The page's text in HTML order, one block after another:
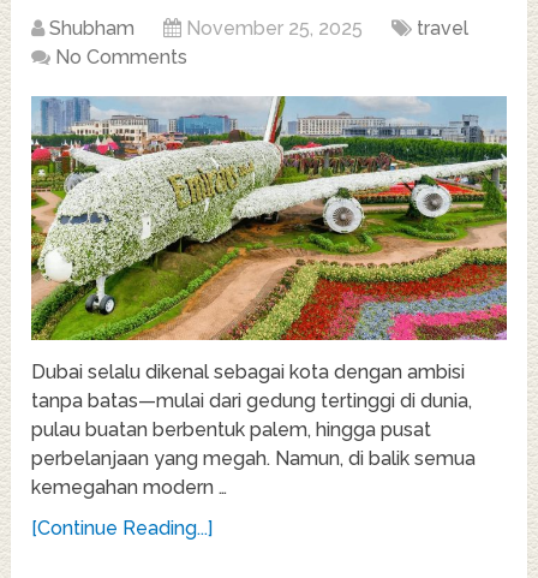
Shubham November 25, 2025
travel
No Comments
Dubai selalu dikenal sebagai kota dengan ambisi
tanpa batas—mulai dari gedung tertinggi di dunia,
pulau buatan berbentuk palem, hingga pusat
perbelanjaan yang megah. Namun, di balik semua
kemegahan modern …
[Continue Reading...]